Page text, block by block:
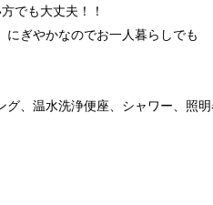
でも大丈夫！！
ぎやかなのでお一人暮らしでも
、温水洗浄便座、シャワー、照